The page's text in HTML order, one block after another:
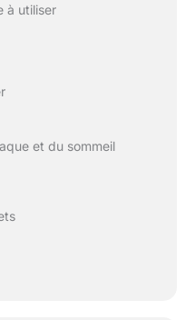
lorsque vous la
santé. La
du sommeil
de votre sommeil
léger), et vous
de santé sur
Créez des
basés sur les
à utiliser
et du sommeil